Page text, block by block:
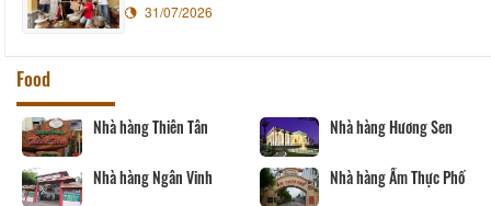
31/07/2026
Food
Nhà hàng Thiên Tân Nhà hàng Hương Sen
Nhà hàng Ngân Vinh Nhà hàng Ẩm Thực Phố